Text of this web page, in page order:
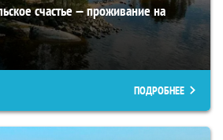
счастье — проживание на
ПОДРОБНЕЕ